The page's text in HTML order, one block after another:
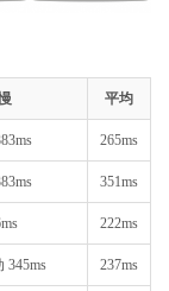
平均
265ms
351ms
222ms
345ms 237ms